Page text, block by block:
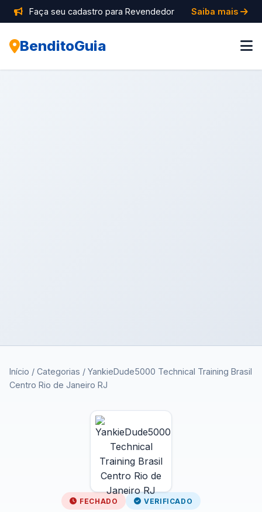
Faça seu cadastro para Revendedor Saiba mais
BenditoGuia
Início / Categorias / YankieDude5000 Technical Training Brasil
Centro Rio de Janeiro RJ
FECHADO VERIFICADO